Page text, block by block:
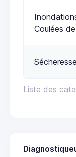
Liste des
Coulées
Sécheresse